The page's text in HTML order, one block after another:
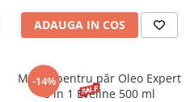
ADAUGA IN COS
-14%
Mască pentru păr Oleo Expert
8 in 1 Eveline 500 ml